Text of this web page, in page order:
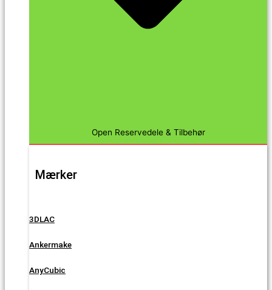
Open Reservedele & Tilbehør
Mærker
3DLAC
Ankermake
AnyCubic